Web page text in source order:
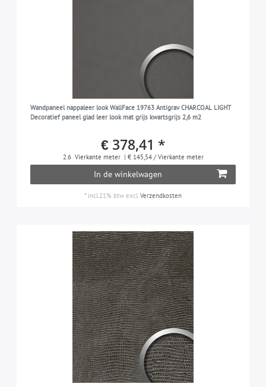
Wandpaneel nappaleer look WallFace 19763 Antigrav CHARCOAL LIGHT
Decoratief paneel glad leer look mat grijs kwartsgrijs 2,6 m2
€ 378,41 *
2.6 Vierkante meter | € 145,54 / Vierkante meter
In de winkelwagen
* incl.21% btw excl.Verzendkosten